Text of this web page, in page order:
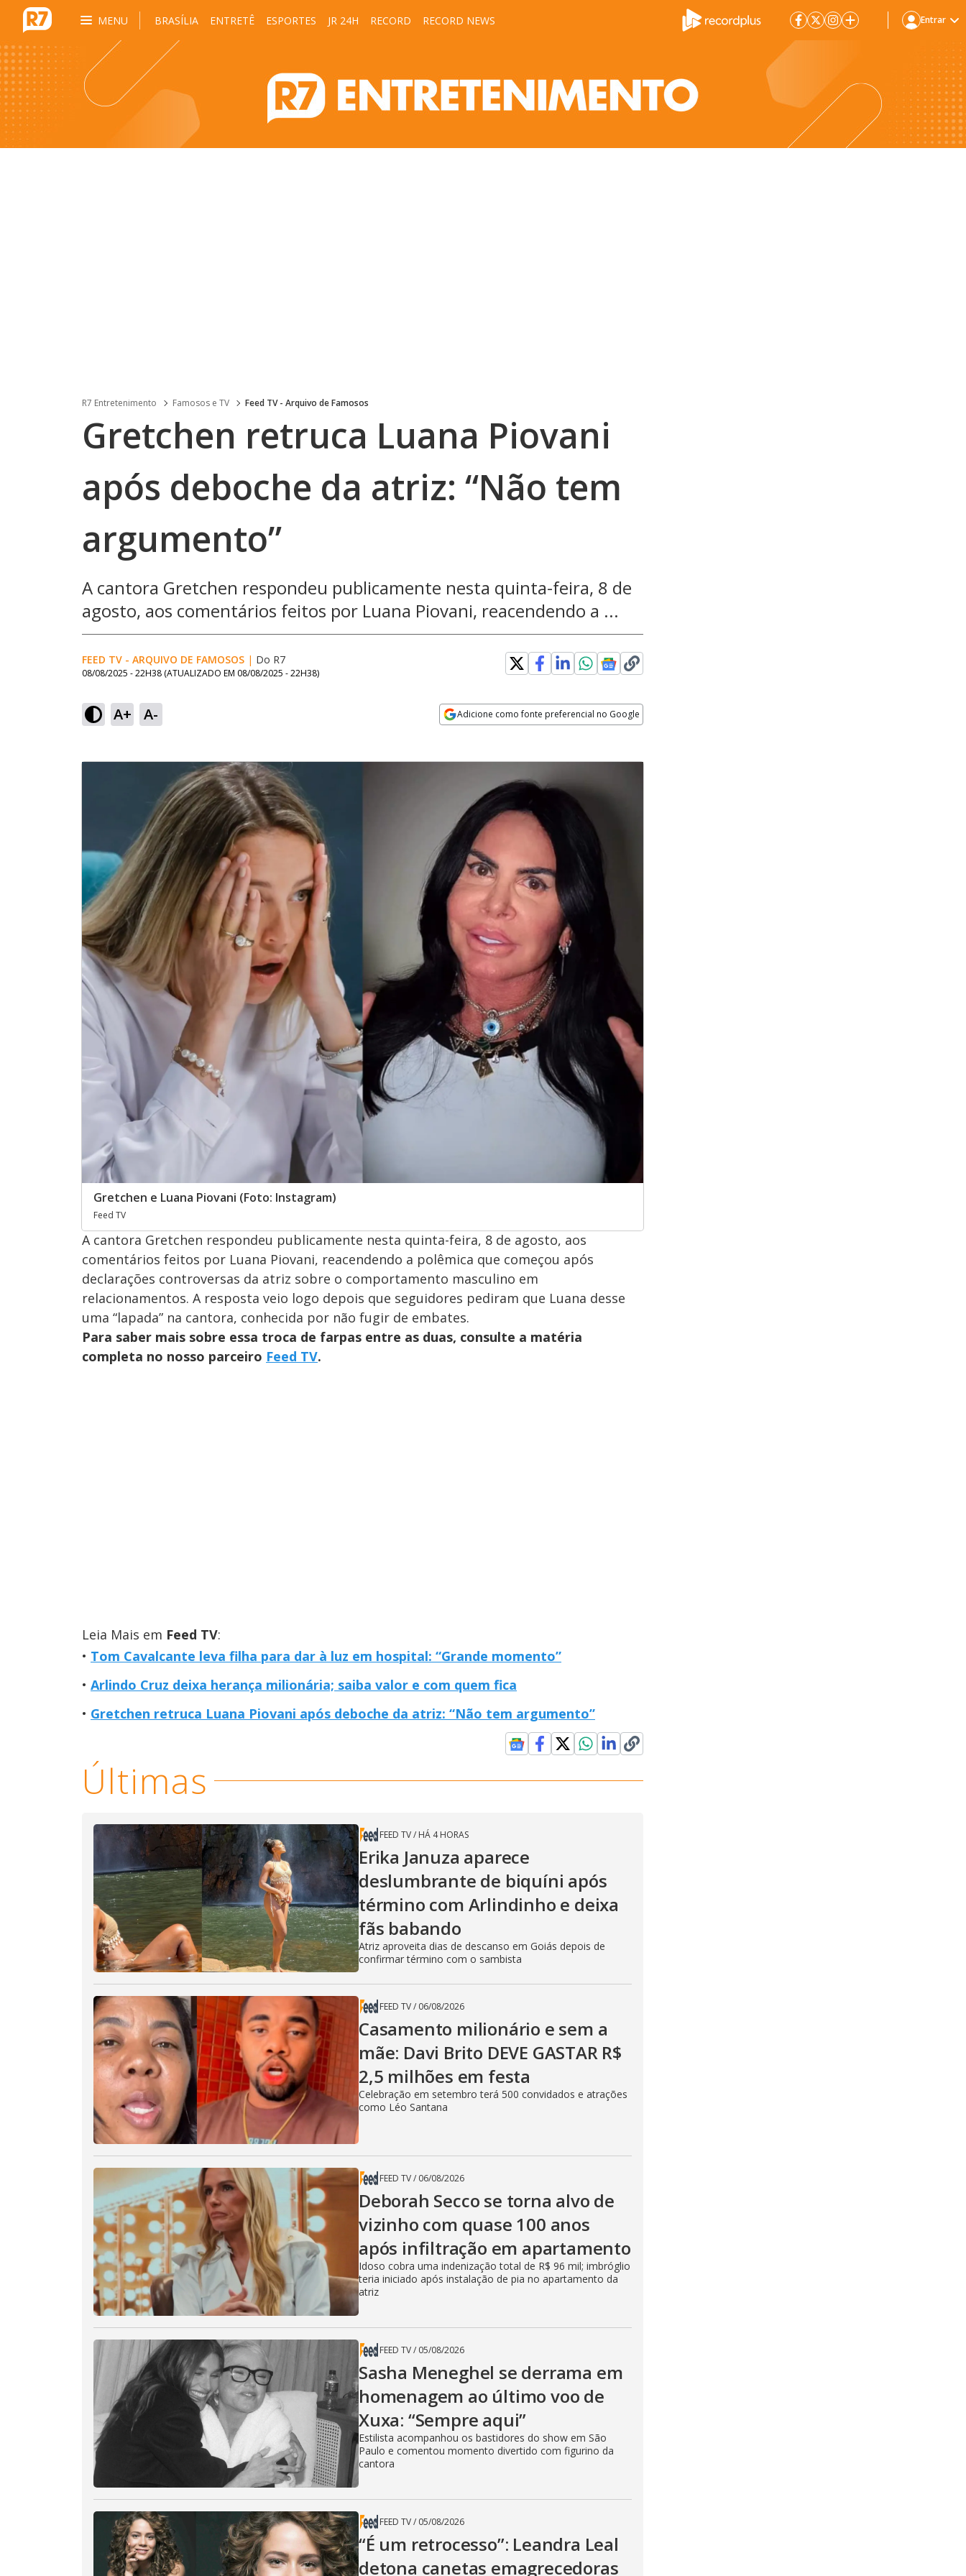
MENU BRASÍLIA ENTRETÊ ESPORTES JR 24H RECORD RECORD NEWS Entrar
R7 Entretenimento Famosos e TV Feed TV - Arquivo de Famosos
Gretchen retruca Luana Piovani
após deboche da atriz: “Não tem
argumento”
A cantora Gretchen respondeu publicamente nesta quinta-feira, 8 de
agosto, aos comentários feitos por Luana Piovani, reacendendo a ...
FEED TV - ARQUIVO DE FAMOSOS | Do R7
08/08/2025 - 22H38 (ATUALIZADO EM 08/08/2025 - 22H38)
A+ A- Adicione como fonte preferencial no Google
Gretchen e Luana Piovani (Foto: Instagram)
Feed TV
A cantora Gretchen respondeu publicamente nesta quinta-feira, 8 de agosto, aos
comentários feitos por Luana Piovani, reacendendo a polêmica que começou após
declarações controversas da atriz sobre o comportamento masculino em
relacionamentos. A resposta veio logo depois que seguidores pediram que Luana desse
uma “lapada” na cantora, conhecida por não fugir de embates.
Para saber mais sobre essa troca de farpas entre as duas, consulte a matéria
completa no nosso parceiro Feed TV.
Leia Mais em Feed TV:
Tom Cavalcante leva filha para dar à luz em hospital: “Grande momento”
Arlindo Cruz deixa herança milionária; saiba valor e com quem fica
Gretchen retruca Luana Piovani após deboche da atriz: “Não tem argumento”
Últimas
FEED TV/ HÁ 4 HORAS
Erika Januza aparece
deslumbrante de biquíni após
término com Arlindinho e deixa
fãs babando
Atriz aproveita dias de descanso em Goiás depois de
confirmar término com o sambista
FEED TV/ 06/08/2026
Casamento milionário e sem a
mãe: Davi Brito DEVE GASTAR R$
2,5 milhões em festa
Celebração em setembro terá 500 convidados e atrações
como Léo Santana
FEED TV/ 06/08/2026
Deborah Secco se torna alvo de
vizinho com quase 100 anos
após infiltração em apartamento
Idoso cobra uma indenização total de R$ 96 mil; imbróglio
teria iniciado após instalação de pia no apartamento da
atriz
FEED TV/ 05/08/2026
Sasha Meneghel se derrama em
homenagem ao último voo de
Xuxa: “Sempre aqui”
Estilista acompanhou os bastidores do show em São
Paulo e comentou momento divertido com figurino da
cantora
FEED TV/ 05/08/2026
“É um retrocesso”: Leandra Leal
detona canetas emagrecedoras